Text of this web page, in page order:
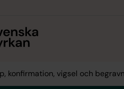
konfirmation, vigsel och